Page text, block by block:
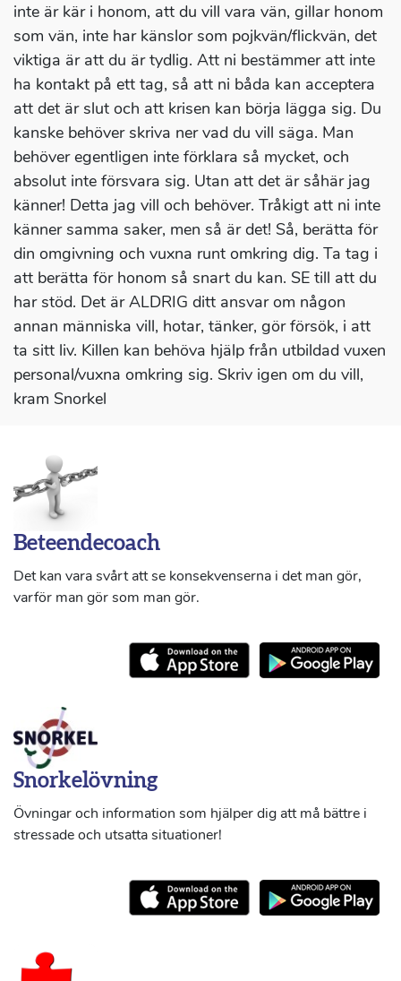
inte är kär i honom, att du vill vara vän, gillar honom
som vän, inte har känslor som pojkvän/flickvän, det
viktiga är att du är tydlig. Att ni bestämmer att inte
ha kontakt på ett tag, så att ni båda kan acceptera
att det är slut och att krisen kan börja lägga sig. Du
kanske behöver skriva ner vad du vill säga. Man
behöver egentligen inte förklara så mycket, och
absolut inte försvara sig. Utan att det är såhär jag
känner! Detta jag vill och behöver. Tråkigt att ni inte
känner samma saker, men så är det! Så, berätta för
din omgivning och vuxna runt omkring dig. Ta tag i
att berätta för honom så snart du kan. SE till att du
har stöd. Det är ALDRIG ditt ansvar om någon
annan människa vill, hotar, tänker, gör försök, i att
ta sitt liv. Killen kan behöva hjälp från utbildad vuxen
personal/vuxna omkring sig. Skriv igen om du vill,
kram Snorkel
Beteendecoach
Det kan vara svårt att se konsekvenserna i det man gör,
varför man gör som man gör.
Snorkelövning
Övningar och information som hjälper dig att må bättre i
stressade och utsatta situationer!